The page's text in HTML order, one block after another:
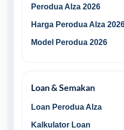
Perodua Alza 2026
Harga Perodua Alza
Model Perodua 2026
Loan & Semakan
Loan Perodua Alza
Kalkulator Loan